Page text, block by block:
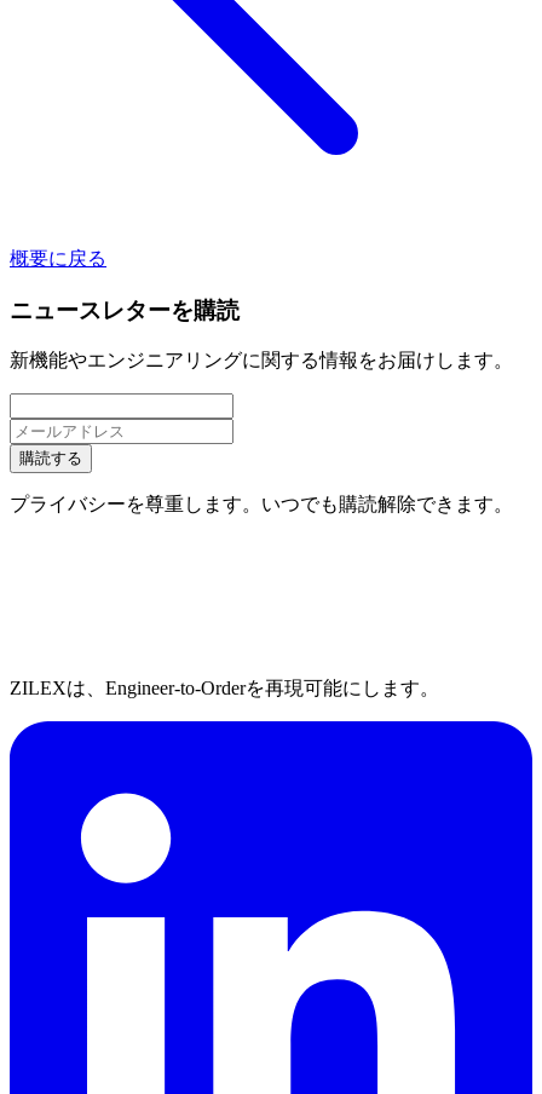
概要に戻る
ニュースレターを購読
新機能やエンジニアリングに関する情報をお届けします。
購読する
プライバシーを尊重します。いつでも購読解除できます。
ZILEXは、Engineer-to-Orderを再現可能にします。